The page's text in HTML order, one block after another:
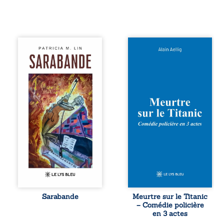
Aux chants
crépitants de l’été,
Sous le silence
ouaté de la neige
en hiver, Au cours
de nuits pâles,
Dans la clarté
bienveillante de la
lune, Rêves,
pensées, révoltes
et espoirs… Des
mots s’assemblent,
colorés, rebelles
aux règles de la
poésie, mais
chantant en
forment une
sarabande,
Sarabande
Et si le naufrage
en 1912, un
meurtre est
commis. Le drame
disparaît avec le
tard, la
l’épave fait
resurgir un secret
que l’on croyait
perdu. Dans un
Meurtre sur le Titanic
– Comédie policière
en 3 actes